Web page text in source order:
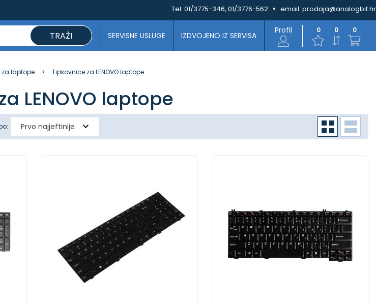
Tel: 01/3775-346, 01/3776-562 email: prodaja@analogbit.hr
TRAŽI SERVISNE USLUGE IZDVOJENO IZ SERVISA
0
0
0
Profil
za laptope Tipkovnice za LENOVO laptope
LENOVO laptope